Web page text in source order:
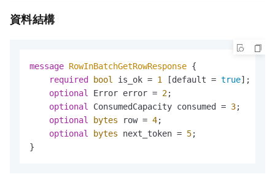
資料結構
message RowInBatchGetRowResponse {
required
bool is_ok = 1 [default = true];
optional
Error error = 2;
optional
ConsumedCapacity consumed = 3;
optional
bytes row = 4;
optional
bytes next_token = 5;
}